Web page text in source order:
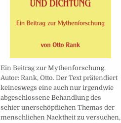
Ein Beitrag zur Mythenforschung.
Autor: Rank, Otto. Der Text prätendiert
keineswegs eine auch nur irgendwie
abgeschlossene Behandlung des
schier unerschöpflichen Themas der
menschlichen Nacktheit zu versuchen,